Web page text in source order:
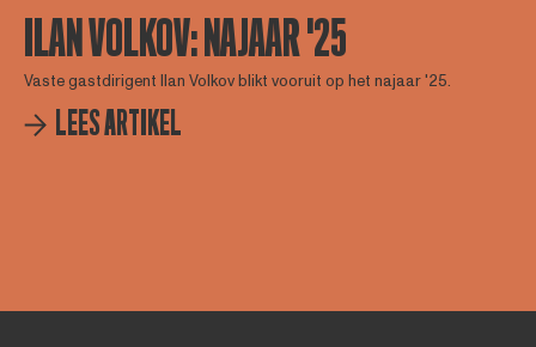
ILAN VOLKOV: NAJAAR '25
Vaste gastdirigent Ilan Volkov blikt vooruit op het najaar '25.
LEES ARTIKEL